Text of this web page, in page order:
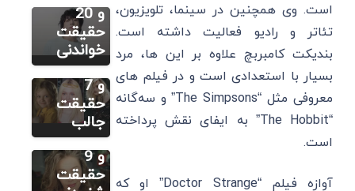
است. وی همچنین در سینما، تلویزیون،
تئاتر و رادیو فعالیت داشته است.
بندیکت کامبربچ علاوه بر این ها، مرد
بسیار با استعدادی است و در فیلم ‌های
معروفی مثل “The Simpsons” و سه‌گانه
“The Hobbit” به ایفای نقش پرداخته
است.
آوازه فیلم “Doctor Strange” او که
و 20
حقیقت
خواندنی
زندگینامه،
بهترین
فیلم و
سریال ها
و 7
حقیقت
جالب
سایر
بورجو
بیریجیک:
زندگینامه،
بهترین
فیلم و
سریال ها
و 9
حقیقت
سایر
اوزگه
گورل:
زندگینامه،